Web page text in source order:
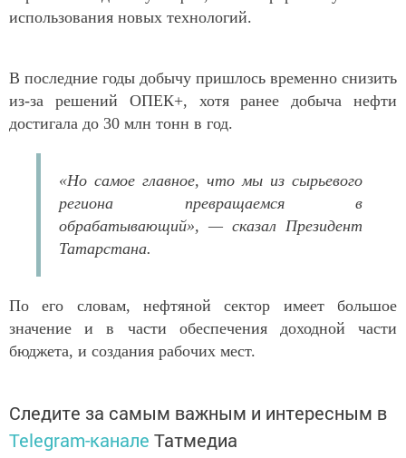
использования новых технологий.
В последние годы добычу пришлось временно снизить
из-за решений ОПЕК+, хотя ранее добыча нефти
достигала до 30 млн тонн в год.
«Но самое главное, что мы из сырьевого
региона превращаемся в
обрабатывающий», — сказал Президент
Татарстана.
По его словам, нефтяной сектор имеет большое
значение и в части обеспечения доходной части
бюджета, и создания рабочих мест.
Следите за самым важным и интересным в
Telegram-канале Татмедиа